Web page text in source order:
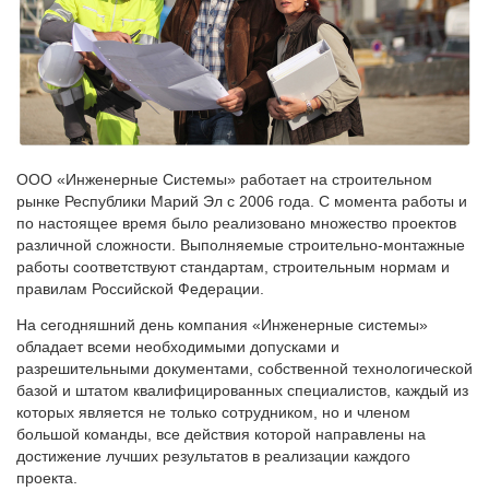
ООО «Инженерные Системы» работает на строительном
рынке Республики Марий Эл с 2006 года. С момента работы и
по настоящее время было реализовано множество проектов
различной сложности. Выполняемые строительно-монтажные
работы соответствуют стандартам, строительным нормам и
правилам Российской Федерации.
На сегодняшний день компания «Инженерные системы»
обладает всеми необходимыми допусками и
разрешительными документами, собственной технологической
базой и штатом квалифицированных специалистов, каждый из
которых является не только сотрудником, но и членом
большой команды, все действия которой направлены на
достижение лучших результатов в реализации каждого
проекта.